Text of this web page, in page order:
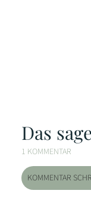
Das
1 KOMMENTAR
KOMMENTAR